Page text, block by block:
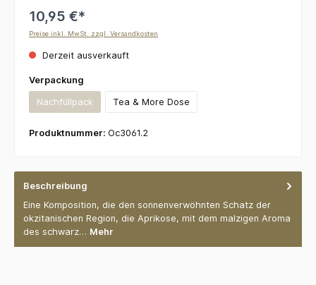
10,95 €*
Preise inkl. MwSt. zzgl. Versandkosten
Derzeit ausverkauft
Verpackung
Nachfüllpack(Diese Option ist zurzeit nicht verfügbar.)
Tea & More Dose
Produktnummer: Oc3061.2
Beschreibung
Eine Komposition, die den sonnenverwöhnten Schatz der
okzitanischen Region, die Aprikose, mit dem malzigen Aroma
des schwarz… Mehr